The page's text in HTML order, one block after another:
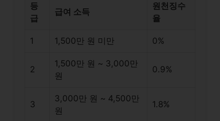
등
급
급여 소득
원천징수
율
1 1,500만 원 미만 0%
2
1,500만 원 ~ 3,000만
원
0.9%
3
3,000만 원 ~ 4,500만
원
1.8%